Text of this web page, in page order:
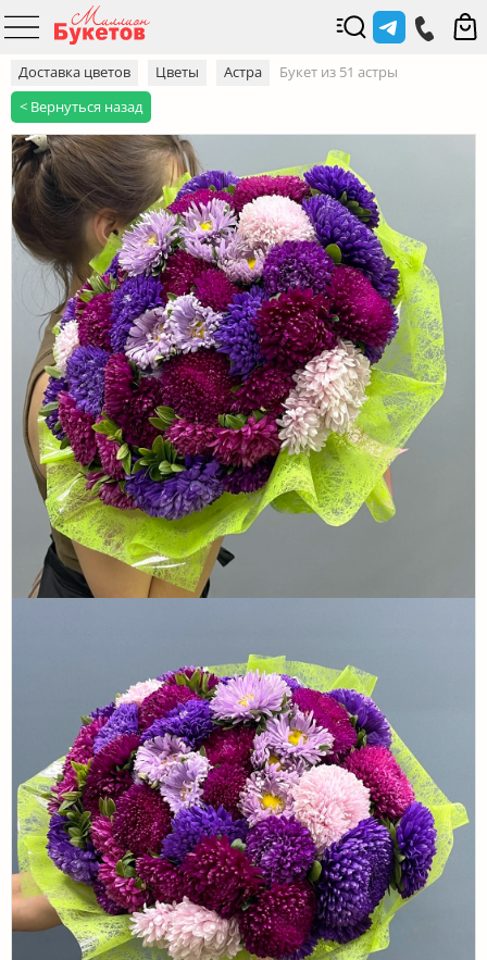
Доставка цветов Цветы Астра
Букет из 51 астры
< Вернуться назад